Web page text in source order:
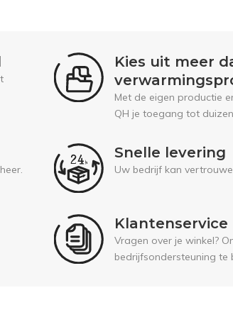
Kies uit meer
Met de eigen productie
QH je toegang tot
Snelle levering
Uw bedrijf kan
Klantenservice
Vragen over je winkel?
bedrijfsondersteuning te